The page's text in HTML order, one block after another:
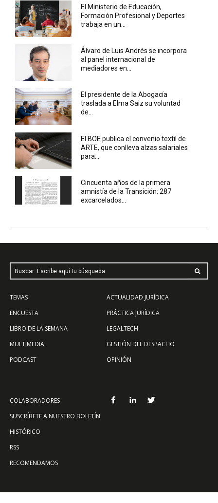
El Ministerio de Educación,
Formación Profesional y Deportes
trabaja en un...
Álvaro de Luis Andrés se incorpora
al panel internacional de
mediadores en...
El presidente de la Abogacía
traslada a Elma Saiz su voluntad
de...
El BOE publica el convenio textil de
ARTE, que conlleva alzas salariales
para...
Cincuenta años de la primera
amnistía de la Transición: 287
excarcelados...
Buscar: Escribe aquí tu búsqueda
TEMAS
ENCUESTA
LIBRO DE LA SEMANA
MULTIMEDIA
PODCAST
ACTUALIDAD JURÍDICA
PRÁCTICA JURÍDICA
LEGALTECH
GESTIÓN DEL DESPACHO
OPINIÓN
COLABORADORES
SUSCRÍBETE A NUESTRO BOLETÍN
HISTÓRICO
RSS
RECOMENDAMOS